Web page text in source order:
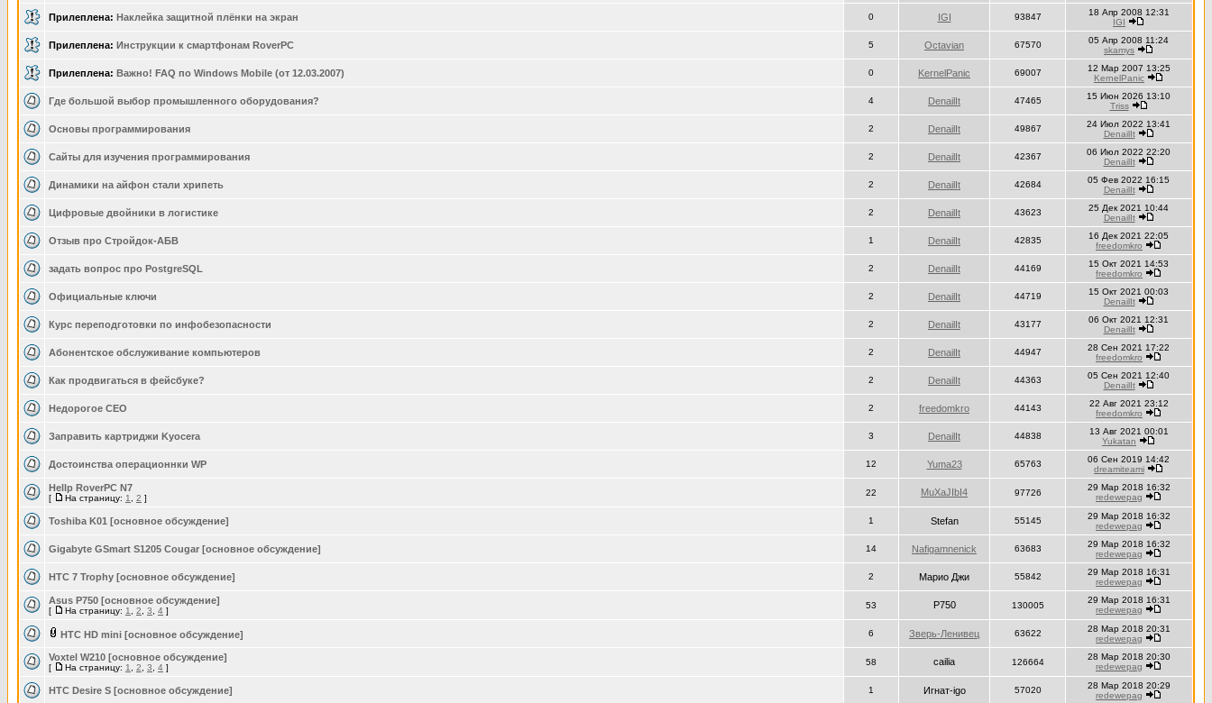
Прилеплена: Наклейка защитной плёнки на экран 0 IGI 93847
18 Апр 2008 12:31
IGI
Прилеплена: Инструкции к смартфонам RoverPC 5 Octavian 67570
05 Апр 2008 11:24
skamys
Прилеплена: Важно! FAQ по Windows Mobile (от 12.03.2007) 0 KernelPanic 69007
12 Мар 2007 13:25
KernelPanic
Где большой выбор промышленного оборудования? 4 DenailIt 47465
15 Июн 2026 13:10
Triss
Основы программирования 2 DenailIt 49867
24 Июл 2022 13:41
DenailIt
Сайты для изучения программирования 2 DenailIt 42367
06 Июл 2022 22:20
DenailIt
Динамики на айфон стали хрипеть 2 DenailIt 42684
05 Фев 2022 16:15
DenailIt
Цифровые двойники в логистике 2 DenailIt 43623
25 Дек 2021 10:44
DenailIt
Отзыв про Стройдок-АБВ 1 DenailIt 42835
16 Дек 2021 22:05
freedomkro
задать вопрос про PostgreSQL 2 DenailIt 44169
15 Окт 2021 14:53
freedomkro
Официальные ключи 2 DenailIt 44719
15 Окт 2021 00:03
DenailIt
Курс переподготовки по инфобезопасности 2 DenailIt 43177
06 Окт 2021 12:31
DenailIt
Абонентское обслуживание компьютеров 2 DenailIt 44947
28 Сен 2021 17:22
freedomkro
Как продвигаться в фейсбуке? 2 DenailIt 44363
05 Сен 2021 12:40
DenailIt
Недорогое СЕО 2 freedomkro 44143
22 Авг 2021 23:12
freedomkro
Заправить картриджи Kyocera 3 DenailIt 44838
13 Авг 2021 00:01
Yukatan
Достоинства операционнки WP 12 Yuma23 65763
06 Сен 2019 14:42
dreamiteami
Hellp RoverPC N7
[ На страницу: 1 2 ]
22 MuXaJIbI4 97726
29 Мар 2018 16:32
redewepag
Toshiba K01 [основное обсуждение] 1 Stefan 55145
29 Мар 2018 16:32
redewepag
Gigabyte GSmart S1205 Cougar [основное обсуждение] 14 Nafigamnenick 63683
29 Мар 2018 16:32
redewepag
HTC 7 Trophy [основное обсуждение] 2 Марио Джи 55842
29 Мар 2018 16:31
redewepag
Asus P750 [основное обсуждение]
[ На страницу: 1 2 3 4 ]
53 P750 130005
29 Мар 2018 16:31
redewepag
HTC HD mini [основное обсуждение] 6 Зверь-Ленивец 63622
28 Мар 2018 20:31
redewepag
Voxtel W210 [основное обсуждение]
[ На страницу: 1 2 3 4 ]
58 cailia 126664
28 Мар 2018 20:30
redewepag
HTC Desire S [основное обсуждение] 1 Игнат-igo 57020
28 Мар 2018 20:29
redewepag